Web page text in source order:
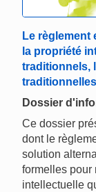
Le
la propriété
traditionnels,
Dossier
Ce dossier
dont le
solution
formelles pour
intellectuelle